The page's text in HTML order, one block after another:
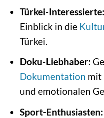
Türkei-Interessierte:
Einblick in die
Türkei.
Doku-Liebhaber:
Dokumentation mit
und emotionalen
Sport-Enthusiasten: